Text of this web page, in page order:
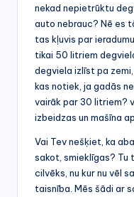
nekad nepietrūktu
auto nebrauc? Nē es
tas kļuvis par
tikai 50 litriem
degviela izlīst pa
kas notiek, ja gadās
vairāk par 30 litriem?
izbeidzas un mašīna
Vai Tev nešķiet, ka
sakot, smieklīgas?
cilvēks, nu kur nu vēl
taisnība. Mēs šādi ar